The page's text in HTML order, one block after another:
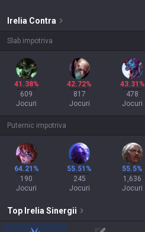
Irelia Contra
Slab impotriva
41.38%
609
Jocuri
42.72%
817
Jocuri
43.31%
478
Jocuri
Puternic impotriva
64.21%
190
Jocuri
55.51%
245
Jocuri
55.5%
1,636
Jocuri
Top Irelia Sinergii